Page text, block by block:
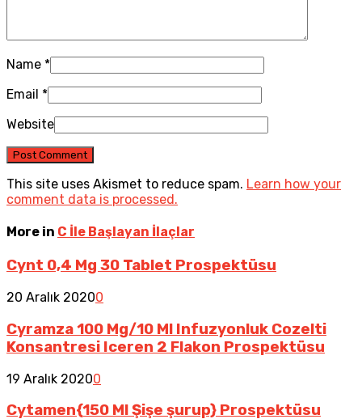
Name *
Email *
Website
This site uses Akismet to reduce spam. Learn how your
comment data is processed.
More in C İle Başlayan İlaçlar
Cynt 0,4 Mg 30 Tablet Prospektüsu
20 Aralık 20200
Cyramza 100 Mg/10 Ml Infuzyonluk Cozelti
Konsantresi Iceren 2 Flakon Prospektüsu
19 Aralık 20200
Cytamen{150 Ml Şişe şurup} Prospektüsu